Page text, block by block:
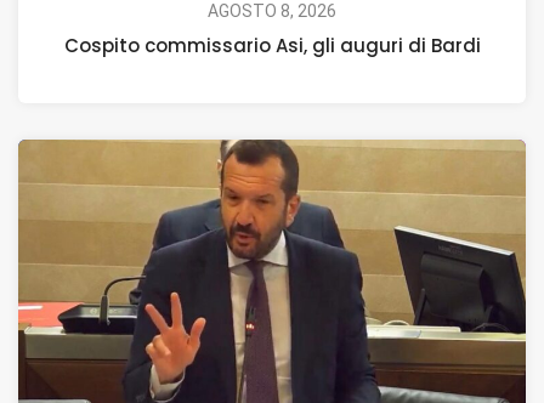
AGOSTO 8, 2026
Cospito commissario Asi, gli auguri di Bardi